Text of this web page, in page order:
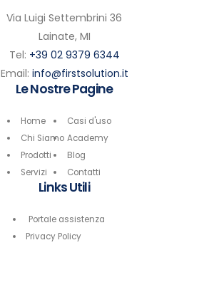
Via Luigi Settembrini 36
Lainate, MI
Tel: +39 02 9379 6344
Email: info@firstsolution.it
Le Nostre Pagine
Home
Chi Siamo
Prodotti
Servizi
Casi d'uso
Academy
Blog
Contatti
Links Utili
Portale assistenza
Privacy Policy